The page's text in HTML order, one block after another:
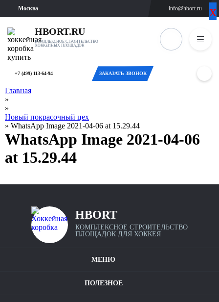
Москва info@hbort.ru
HBORT.RU
КОМПЛЕКСНОЕ СТРОИТЕЛЬСТВО
ХОККЕЙНЫХ ПЛОЩАДОК
+7 (499) 113-64-94 ЗАКАЗАТЬ ЗВОНОК
Москва
Санкт-
Екатеринбург
Главная
»
»
Новый покрасочный цех
» WhatsApp Image 2021-04-06 at 15.29.44
WhatsApp Image 2021-04-06
at 15.29.44
HBORT
КОМПЛЕКСНОЕ СТРОИТЕЛЬСТВО
ПЛОЩАДОК ДЛЯ ХОККЕЯ
МЕНЮ
Калькулятор хоккейных коробок
Наши проекты
Полезное видео
ПОЛЕЗНОЕ
Условия оплаты и доставки
х
х